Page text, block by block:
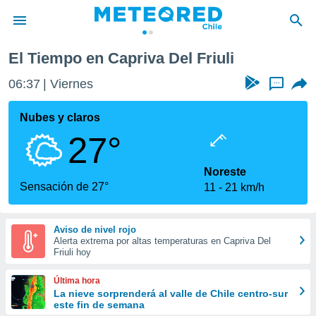
de
por
que se
calidad.
a este
las
y
forma
digital
basada
El Tiempo en Capriva Del Friuli
06:37 Viernes ...
Nubes y claros
27°
Sensación de 27°
Noreste
11
21 km/h
Aviso de nivel rojo
Alerta extrema por altas temperaturas en Capriva Del
Friuli hoy
Última hora
La nieve sorprenderá al valle de Chile centro-sur
este fin de semana